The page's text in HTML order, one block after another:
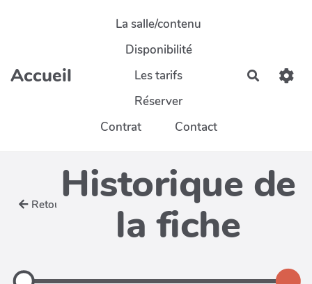
Aller au contenu principal
Accueil
La salle/contenu
Disponibilité
Les tarifs
Réserver
Contrat
Contact
Retour Historique de
la fiche